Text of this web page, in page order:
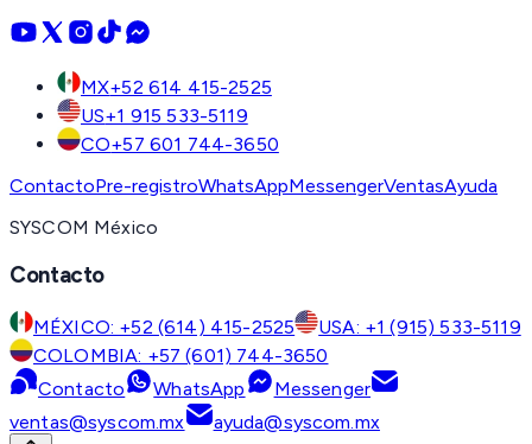
MX+52 614 415-2525
US+1 915 533-5119
CO+57 601 744-3650
ContactoPre-registroWhatsAppMessengerVentasAyuda
SYSCOM México
Contacto
MÉXICO: +52 (614) 415-2525
USA: +1 (915) 533-5119
COLOMBIA: +57 (601) 744-3650
Contacto
WhatsApp
Messenger
ventas@syscom.mx
ayuda@syscom.mx